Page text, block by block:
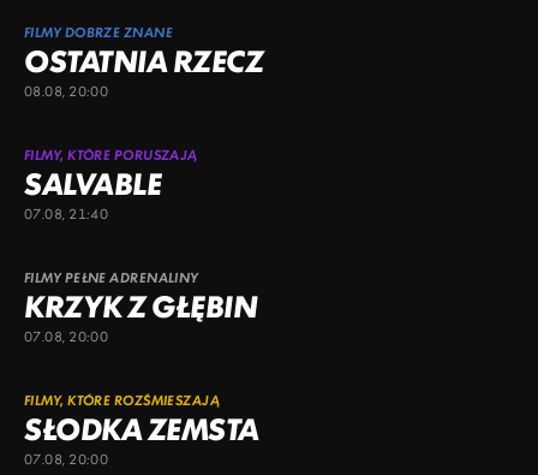
FILMY DOBRZE ZNANE
OSTATNIA RZECZ
08.08, 20:00
FILMY, KTÓRE PORUSZAJĄ
SALVABLE
07.08, 21:40
FILMY PEŁNE ADRENALINY
KRZYK Z GŁĘBIN
07.08, 20:00
FILMY, KTÓRE ROZŚMIESZAJĄ
SŁODKA ZEMSTA
07.08, 20:00